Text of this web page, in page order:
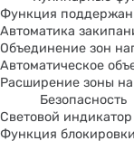
Функция
Автоматика
Объединение зон
Автоматическое
Расширение зоны
Безопасность
Световой
Функция